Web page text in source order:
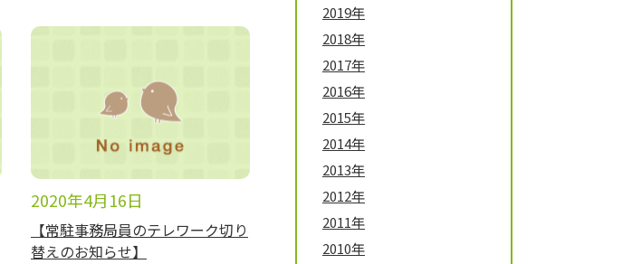
2020年4月16日
【常駐事務局員のテレワーク切り
替えのお知らせ】
2019年
2018年
2017年
2016年
2015年
2014年
2013年
2012年
2011年
2010年